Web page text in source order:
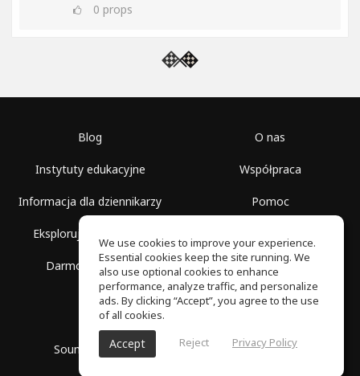
0 props
Blog
Instytuty edukacyjne
Informacja dla dziennikarzy
Eksploruj przestrzenie
Darmowa szkoła
O nas
Współpraca
Pomoc
Polityka prywatności
SoundGym, Wszelkie prawa zastrzeżone © 2026
We use cookies to improve your experience.
Essential cookies keep the site running. We
also use optional cookies to enhance
performance, analyze traffic, and personalize
ads. By clicking “Accept”, you agree to the use
of all cookies.
Accept Reject Privacy Policy